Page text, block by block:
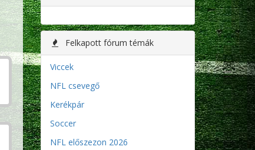
Felkapott fórum témák
Viccek
NFL csevegő
Kerékpár
Soccer
NFL előszezon 2026